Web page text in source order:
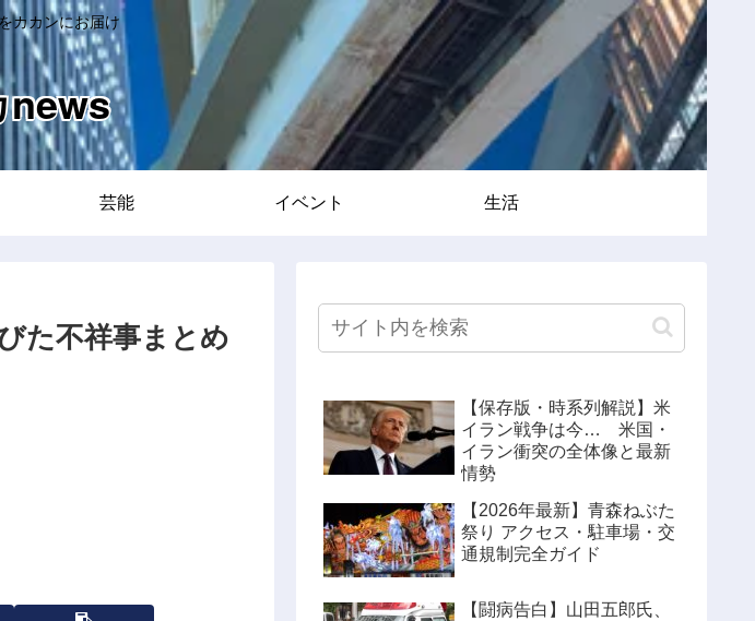
カカンにお届け
news
芸能 イベント 生活
た不祥事まとめ
【保存版・時系列解説】米
イラン戦争は今… 米国・
イラン衝突の全体像と最新
情勢
【2026年最新】青森ねぶた
祭り アクセス・駐車場・交
通規制完全ガイド
【闘病告白】山田五郎氏、